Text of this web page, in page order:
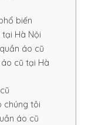
biến
Hà Nội
áo cũ
cũ tại Hà
chúng tôi
áo cũ